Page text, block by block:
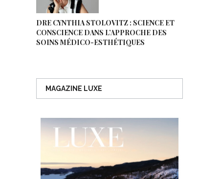
DRE CYNTHIA STOLOVITZ : SCIENCE ET
CONSCIENCE DANS L’APPROCHE DES
SOINS MÉDICO-ESTHÉTIQUES
MAGAZINE LUXE